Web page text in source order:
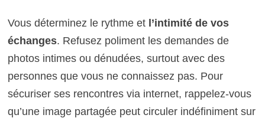
Vous déterminez le rythme et l’intimité de vos
échanges. Refusez poliment les demandes de
photos intimes ou dénudées, surtout avec des
personnes que vous ne connaissez pas. Pour
sécuriser ses rencontres via internet, rappelez-vous
qu’une image partagée peut circuler indéfiniment sur